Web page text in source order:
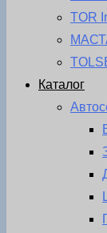
TOR
Каталог